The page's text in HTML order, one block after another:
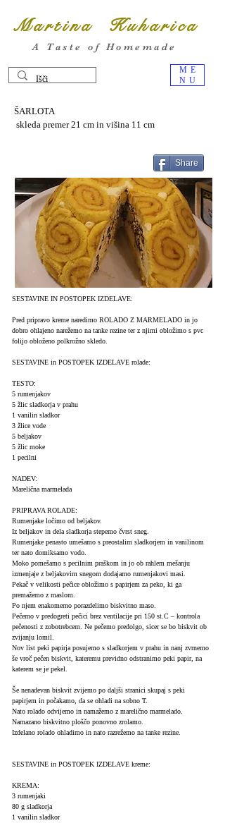
ME
NU
Martina Kuharica
A Taste of Homemade
ŠARLOTA
skleda premer 21 cm in višina 11 cm
Share
SESTAVINE IN POSTOPEK IZDELAVE:
Pred pripravo kreme naredimo ROLADO Z MARMELADO in jo
dobro ohlajeno narežemo na tanke rezine ter z njimi obložimo s pvc
folijo obloženo polkrožno skledo.
SESTAVINE in POSTOPEK IZDELAVE rolade:
TESTO:
5 rumenjakov
5 žlic sladkorja v prahu
1 vanilin sladkor
3 žlice vode
5 beljakov
5 žlic moke
1 pecilni
NADEV:
Marelična marmelada
PRIPRAVA ROLADE:
Rumenjake ločimo od beljakov.
Iz beljakov in dela sladkorja stepemo čvrst sneg.
Rumenjake penasto umešamo s preostalim sladkorjem in vanilinom
ter nato domiksamo vodo.
Moko pomešamo s pecilnim praškom in jo ob rahlem mešanju
izmenjaje z beljakovim snegom dodajamo rumenjakovi masi.
Pekač v velikosti pečice obložimo s papirjem za peko, ki ga
premažemo z maslom.
Po njem enakomerno porazdelimo biskvitno maso.
Pečemo v predogreti pečici brez ventilacije pri 150 st.C – kontrola
pečenosti z zobotrebcem. Ne pečemo predolgo, sicer se bo biskvit ob
zvijanju lomil.
Nov list peki papirja posujemo s sladkorjem v prahu in nanj zvrnemo
še vroč pečen biskvit, kateremu previdno odstranimo peki papir, na
katerem se je pekel.
Še nenadevan biskvit zvijemo po daljši stranici skupaj s peki
papirjem in počakamo, da se ohladi na sobno T.
Nato rolado odvijemo in namažemo z marelično marmelado.
Namazano biskvitno ploščo ponovno zrolamo.
Izdelano rolado ohladimo in nato razrežemo na tanke rezine.
SESTAVINE in POSTOPEK IZDELAVE kreme:
KREMA:
3 rumenjaki
80 g sladkorja
1 vanilin sladkor